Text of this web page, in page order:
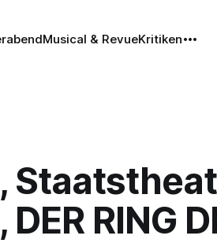
Musical & RevueKritiken
RING